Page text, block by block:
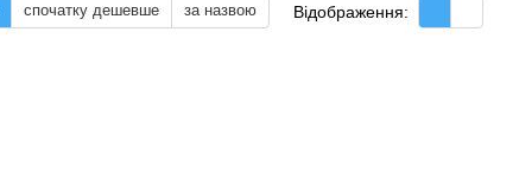
спочатку дешевше за назвою Відображення: